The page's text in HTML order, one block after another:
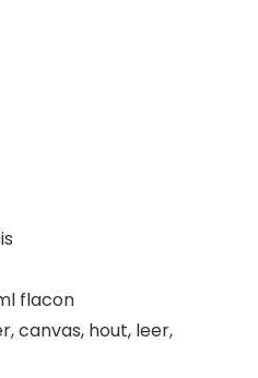
flacon
canvas, hout, leer,